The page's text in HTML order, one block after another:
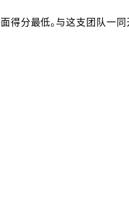
得分最低。与这支团队一